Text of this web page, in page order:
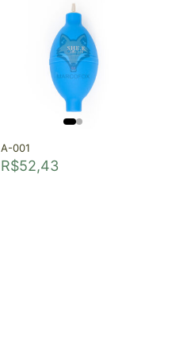
A-001
R$52,43